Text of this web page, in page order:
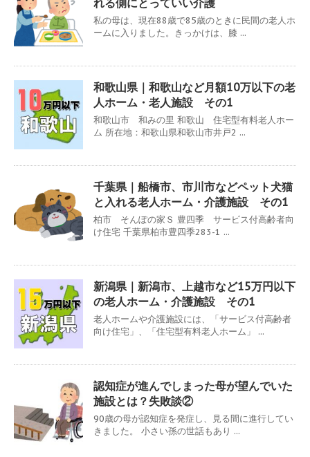
私の母は、現在88歳で85歳のときに民間の老人ホ
ームに入りました。きっかけは、膝 ...
和歌山県｜和歌山など月額10万以下の老
人ホーム・老人施設 その1
和歌山市 和みの里 和歌山 住宅型有料老人ホー
ム 所在地：和歌山県和歌山市井戸2 ...
千葉県｜船橋市、市川市などペット犬猫
と入れる老人ホーム・介護施設 その1
柏市 そんぽの家Ｓ 豊四季 サービス付高齢者向
け住宅 千葉県柏市豊四季283-1 ...
新潟県｜新潟市、上越市など15万円以下
の老人ホーム・介護施設 その1
老人ホームや介護施設には、「サービス付高齢者
向け住宅」、「住宅型有料老人ホーム」 ...
認知症が進んでしまった母が望んでいた
施設とは？失敗談②
90歳の母が認知症を発症し、見る間に進行してい
きました。 小さい孫の世話もあり ...